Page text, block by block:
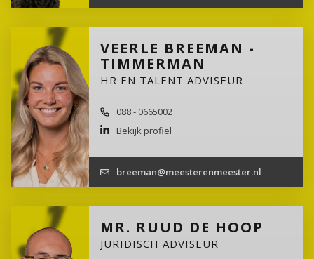
VEERLE BREEMAN -
TIMMERMAN
HR EN TALENT ADVISEUR
088 - 0665002
Bekijk profiel
breeman@meesterenmeester.nl
MR. RUUD DE HOOP
JURIDISCH ADVISEUR